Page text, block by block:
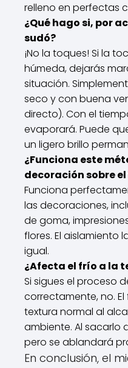
relleno en perfectas
¿Qué hago si, por
sudó?
¡No la toques! Si la
húmeda, dejarás
situación.
seco y con buena
directo). Con el
evaporará. Puede
un ligero brillo
¿Funciona este
decoración sobre
Funciona
las decoraciones,
de goma,
flores. El aislamiento
igual.
¿Afecta el frío a la
Si sigues el proceso
correctamente, no.
textura normal al
ambiente. Al sacarlo
pero se ablandará
En conclusión, el